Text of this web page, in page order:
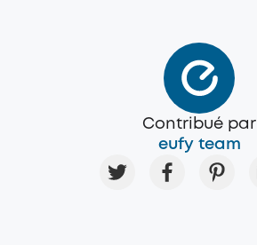
Contribué par
eufy team